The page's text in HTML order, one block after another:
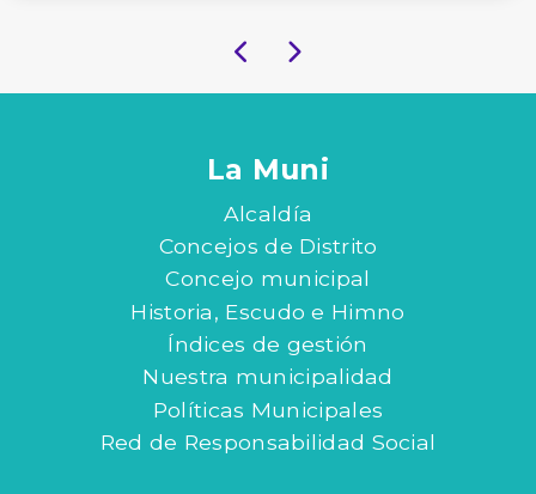
La Muni
Alcaldía
Concejos de Distrito
Concejo municipal
Historia, Escudo e Himno
Índices de gestión
Nuestra municipalidad
Políticas Municipales
Red de Responsabilidad Social